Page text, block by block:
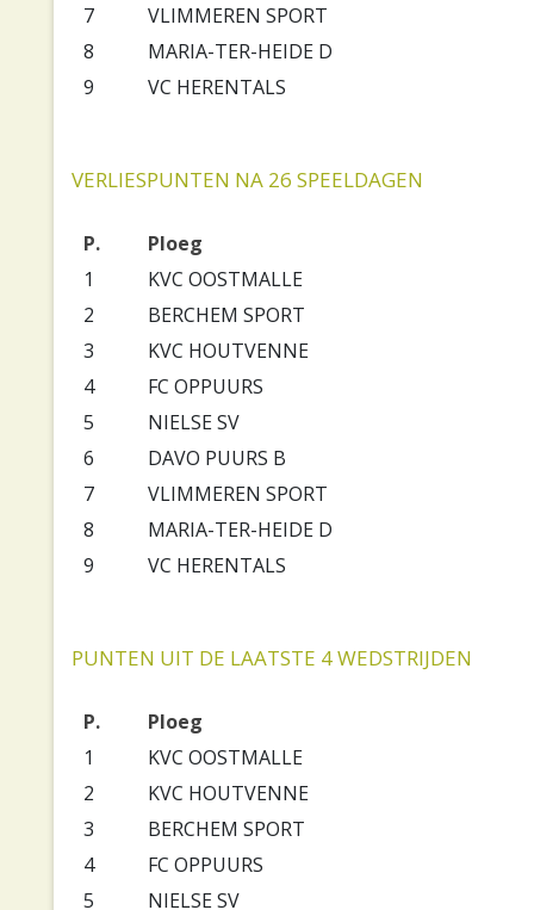
7
VLIMMEREN SPORT
8
MARIA-TER-HEIDE D
9
VC HERENTALS
VERLIESPUNTEN NA 26 SPEELDAGEN
P.
Ploeg
1
KVC OOSTMALLE
2
BERCHEM SPORT
3
KVC HOUTVENNE
4
FC OPPUURS
5
NIELSE SV
6
DAVO PUURS B
7
VLIMMEREN SPORT
8
MARIA-TER-HEIDE D
9
VC HERENTALS
PUNTEN UIT DE LAATSTE 4 WEDSTRIJDEN
P.
Ploeg
1
KVC OOSTMALLE
2
KVC HOUTVENNE
3
BERCHEM SPORT
4
FC OPPUURS
5
NIELSE SV